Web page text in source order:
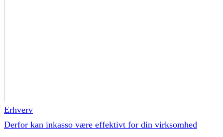
Erhverv
Derfor kan inkasso være effektivt for din virksomhed